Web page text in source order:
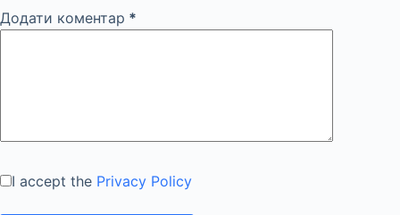
Додати коментар *
I accept the Privacy Policy